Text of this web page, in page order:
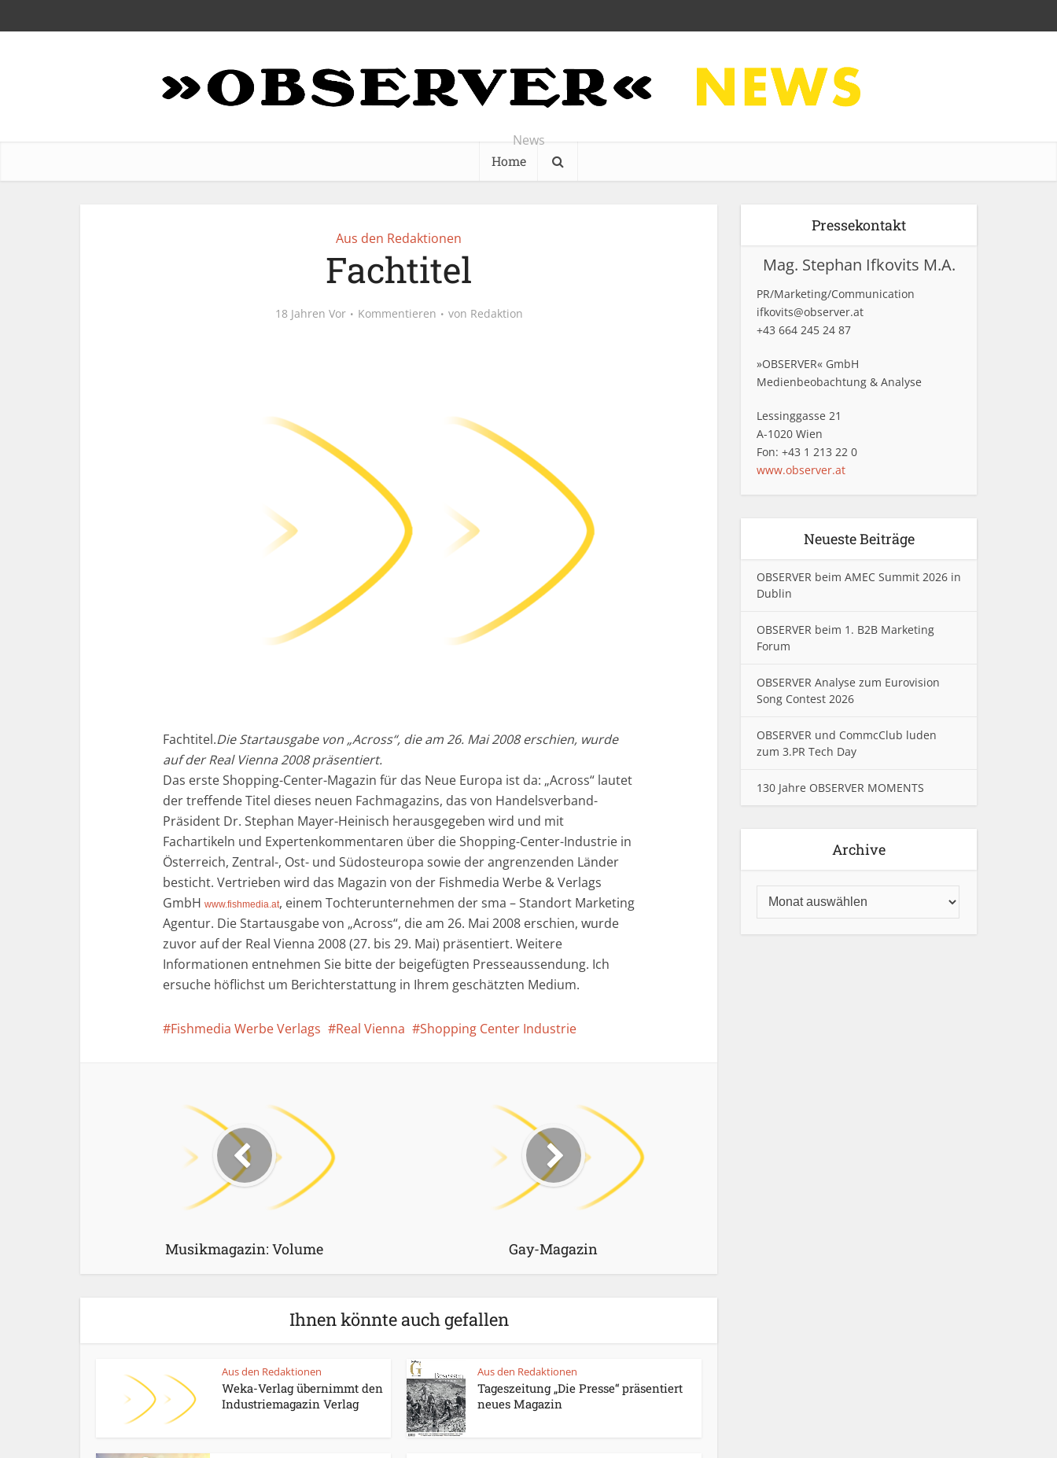
News
Home
Aus den Redaktionen
Fachtitel
18 Jahren Vor Kommentieren von Redaktion
Fachtitel.Die Startausgabe von „Across“, die am 26. Mai 2008 erschien, wurde
auf der Real Vienna 2008 präsentiert.
Das erste Shopping-Center-Magazin für das Neue Europa ist da: „Across“ lautet
der treffende Titel dieses neuen Fachmagazins, das von Handelsverband-
Präsident Dr. Stephan Mayer-Heinisch herausgegeben wird und mit
Fachartikeln und Expertenkommentaren über die Shopping-Center-Industrie in
Österreich, Zentral-, Ost- und Südosteuropa sowie der angrenzenden Länder
besticht. Vertrieben wird das Magazin von der Fishmedia Werbe & Verlags
GmbH www.fishmedia.at, einem Tochterunternehmen der sma – Standort Marketing
Agentur. Die Startausgabe von „Across“, die am 26. Mai 2008 erschien, wurde
zuvor auf der Real Vienna 2008 (27. bis 29. Mai) präsentiert. Weitere
Informationen entnehmen Sie bitte der beigefügten Presseaussendung. Ich
ersuche höflichst um Berichterstattung in Ihrem geschätzten Medium.
Fishmedia Werbe Verlags Real Vienna Shopping Center Industrie
Musikmagazin: Volume Gay-Magazin
Ihnen könnte auch gefallen
Aus den Redaktionen
Weka-Verlag übernimmt den
Industriemagazin Verlag
Aus den Redaktionen
Tageszeitung „Die Presse“ präsentiert
neues Magazin
Pressekontakt
Mag. Stephan Ifkovits M.A.
PR/Marketing/Communication
ifkovits@observer.at
+43 664 245 24 87
»OBSERVER« GmbH
Medienbeobachtung & Analyse
Lessinggasse 21
A-1020 Wien
Fon: +43 1 213 22 0
www.observer.at
Neueste Beiträge
OBSERVER beim AMEC Summit 2026 in
Dublin
OBSERVER beim 1. B2B Marketing
Forum
OBSERVER Analyse zum Eurovision
Song Contest 2026
OBSERVER und CommcClub luden
zum 3.PR Tech Day
130 Jahre OBSERVER MOMENTS
Archive